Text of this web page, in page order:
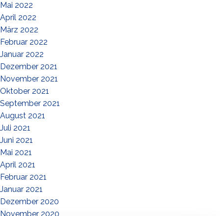
Mai 2022
April 2022
März 2022
Februar 2022
Januar 2022
Dezember 2021
November 2021
Oktober 2021
September 2021
August 2021
Juli 2021
Juni 2021
Mai 2021
April 2021
Februar 2021
Januar 2021
Dezember 2020
November 2020